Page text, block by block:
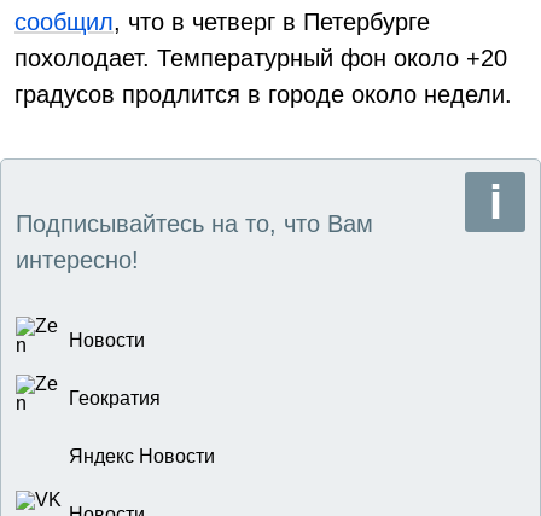
сообщил, что в четверг в Петербурге
похолодает. Температурный фон около +20
градусов продлится в городе около недели.
Подписывайтесь на то, что Вам
интересно!
Новости
Геократия
Яндекс Новости